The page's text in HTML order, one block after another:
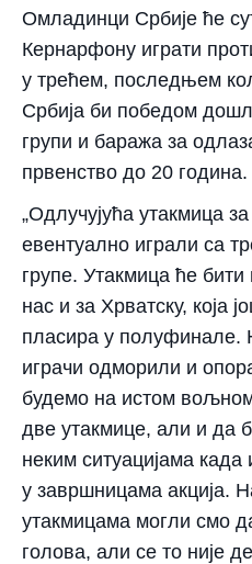
Омладинци Србије ће
Кернарфону играти
у трећем, последњем
Србија би победом
групи и баража за
првенство до 20 година.
„Одлучујућа утакмица
евентуално играли са
групе. Утакмица ће бити
нас и за Хрватску, која
пласира у полуфинале.
играчи одморили и
будемо на истом
две утакмице, али и да
неким ситуацијама
у завршницама акција.
утакмицама могли смо
голова, али се то није